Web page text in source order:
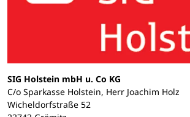
SIG Holstein mbH u. Co KG
C/o Sparkasse Holstein, Herr Joachim Holz
Wicheldorfstraße 52